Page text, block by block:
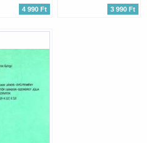
4 990 Ft 3 990 Ft